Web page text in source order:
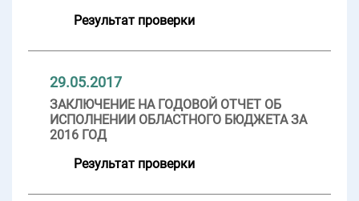
Результат проверки
29.05.2017
ЗАКЛЮЧЕНИЕ НА ГОДОВОЙ ОТЧЕТ ОБ
ИСПОЛНЕНИИ ОБЛАСТНОГО БЮДЖЕТА ЗА
2016 ГОД
Результат проверки